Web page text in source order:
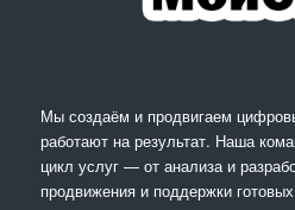
Мы создаём и продвигаем
работают на результат. Наша
цикл услуг — от анализа и
продвижения и поддержки